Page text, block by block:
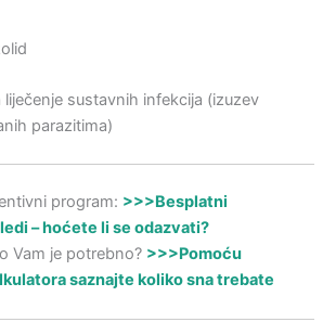
liječenje sustavnih infekcija (izuzev
parazitima)
program: >>>Besplatni
– hoćete li se odazvati?
Vam je potrebno? >>>Pomoću
saznajte koliko sna trebate